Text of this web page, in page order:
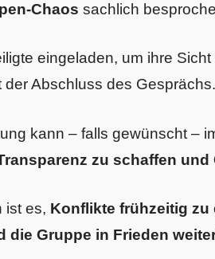
Chaos sachlich
eingeladen, um ihre
der Abschluss des Gesprächs.
kann – falls gewünscht –
zu schaffen
ist es, Konflikte frühzeitig
die Gruppe in Frieden